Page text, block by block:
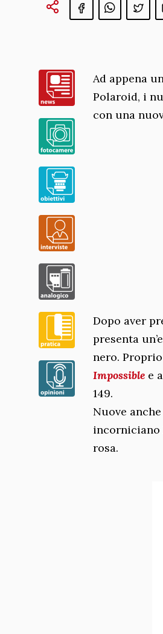
Ad appena
Polaroid, i
con una
Dopo aver
presenta
nero.
Impossible e
149.
Nuove
incorniciano
rosa.